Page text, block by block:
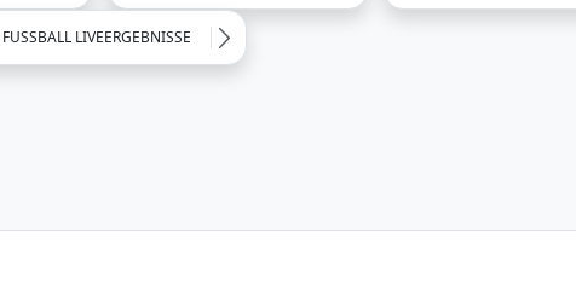
FUSSBALL LIVEERGEBNISSE